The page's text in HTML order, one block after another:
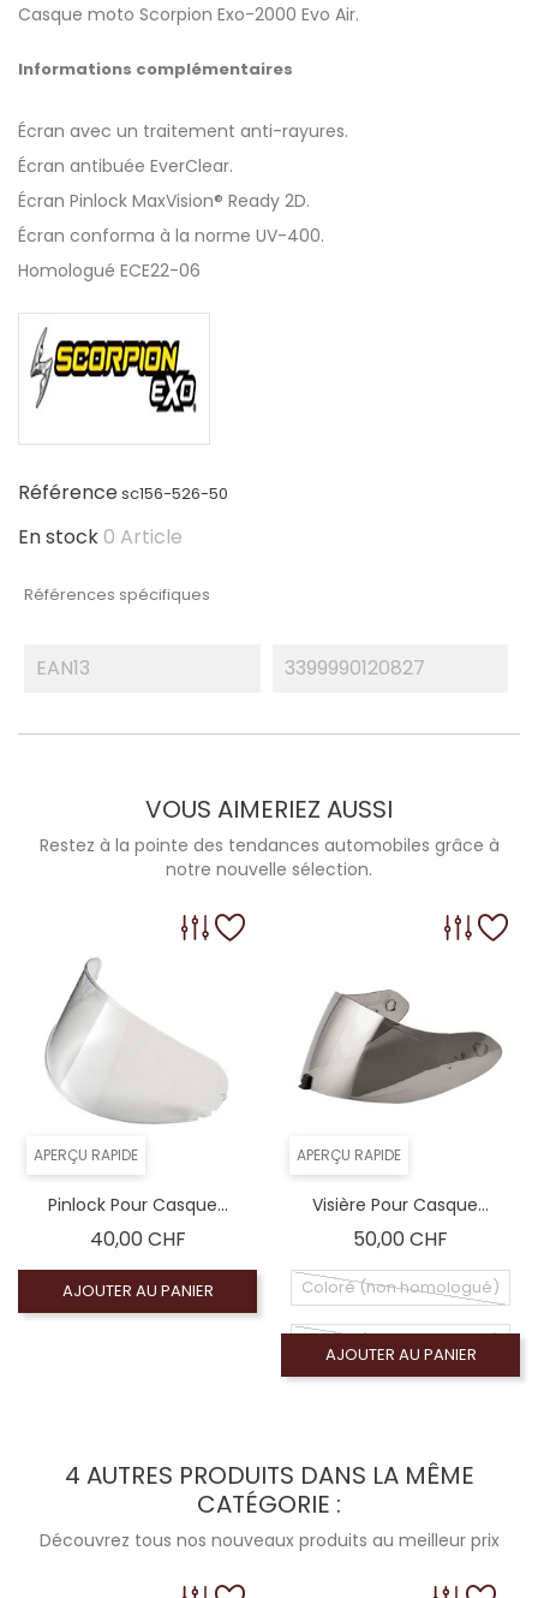
Casque moto Scorpion Exo-2000 Evo Air.
Informations complémentaires
Écran avec un traitement anti-rayures.
Écran antibuée EverClear.
Écran Pinlock MaxVision® Ready 2D.
Écran conforma à la norme UV-400.
Homologué ECE22-06
Référencesc156-526-50
En stock0 Article
Références spécifiques
EAN13 3399990120827
VOUS AIMERIEZ AUSSI
Restez à la pointe des tendances automobiles grâce à
notre nouvelle sélection.
APERÇU RAPIDE
Pinlock Pour Casque...
40,00 CHFPrix
AJOUTER AU PANIER
APERÇU RAPIDE
Visière Pour Casque...
50,00 CHF
Coloré (non homologué)
Coloré (non homologué)
Coloré (non homologué), Écran chrome (non
Coloré (non homologué), Écran miroir bleu
AJOUTER AU PANIER
4 AUTRES PRODUITS DANS LA MÊME
CATÉGORIE :
Découvrez tous nos nouveaux produits au meilleur prix